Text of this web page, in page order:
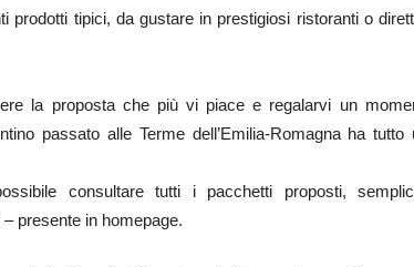
prodotti tipici, da gustare in prestigiosi ristoranti o
la proposta che più vi piace e regalarvi un
passato alle Terme dell’Emilia-Romagna ha tutto
consultare tutti i pacchetti proposti,
presente in homepage.